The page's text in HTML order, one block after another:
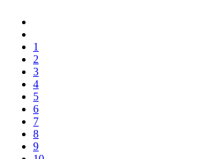
1
2
3
4
5
6
7
8
9